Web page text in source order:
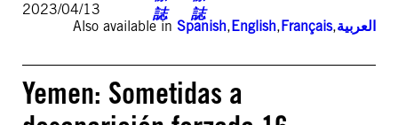
2023/04/13
Also available in Spanish,English,Français,العربية
Yemen: Sometidas a